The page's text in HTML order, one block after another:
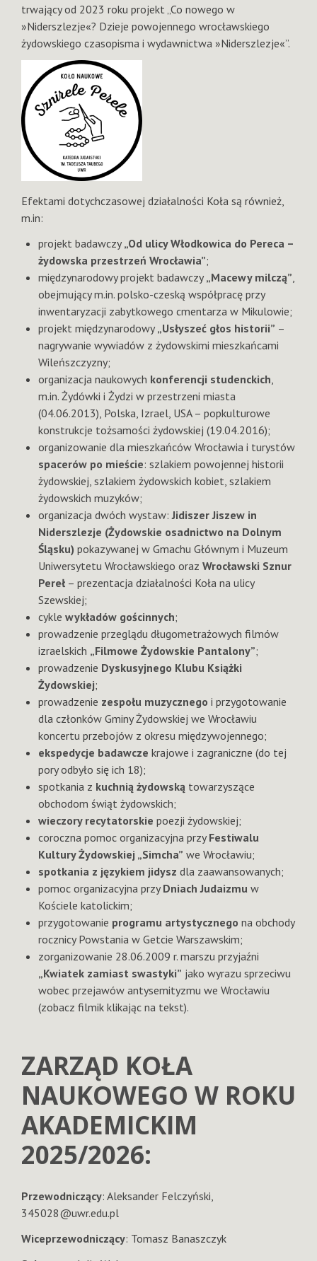
trwający od 2023 roku projekt „Co nowego w
»Niderszlezje«? Dzieje powojennego wrocławskiego
żydowskiego czasopisma i wydawnictwa »Niderszlezje«”.
Efektami dotychczasowej działalności Koła są również,
m.in:
projekt badawczy „Od ulicy Włodkowica do Pereca –
żydowska przestrzeń Wrocławia”;
międzynarodowy projekt badawczy „Macewy milczą”,
obejmujący m.in. polsko-czeską współpracę przy
inwentaryzacji zabytkowego cmentarza w Mikulowie;
projekt międzynarodowy „Usłyszeć głos historii” –
nagrywanie wywiadów z żydowskimi mieszkańcami
Wileńszczyzny;
organizacja naukowych konferencji studenckich,
m.in. Żydówki i Żydzi w przestrzeni miasta
(04.06.2013), Polska, Izrael, USA – popkulturowe
konstrukcje tożsamości żydowskiej (19.04.2016);
organizowanie dla mieszkańców Wrocławia i turystów
spacerów po mieście: szlakiem powojennej historii
żydowskiej, szlakiem żydowskich kobiet, szlakiem
żydowskich muzyków;
organizacja dwóch wystaw:Jidiszer Jiszew in
Niderszlezje (Żydowskie osadnictwo na Dolnym
Śląsku) pokazywanej w Gmachu Głównym i Muzeum
Uniwersytetu Wrocławskiego oraz Wrocławski Sznur
Pereł – prezentacja działalności Koła na ulicy
Szewskiej;
cykle wykładów gościnnych;
prowadzenie przeglądu długometrażowych filmów
izraelskich „Filmowe Żydowskie Pantalony”;
prowadzenie Dyskusyjnego Klubu Książki
Żydowskiej;
prowadzenie zespołu muzycznego i przygotowanie
dla członków Gminy Żydowskiej we Wrocławiu
koncertu przebojów z okresu międzywojennego;
ekspedycje badawcze krajowe i zagraniczne (do tej
pory odbyło się ich 18);
spotkania z kuchnią żydowską towarzyszące
obchodom świąt żydowskich;
wieczory recytatorskie poezji żydowskiej;
coroczna pomoc organizacyjna przy Festiwalu
Kultury Żydowskiej „Simcha” we Wrocławiu;
spotkania z językiem jidysz dla zaawansowanych;
pomoc organizacyjna przy Dniach Judaizmu w
Kościele katolickim;
przygotowanie programu artystycznego na obchody
rocznicy Powstania w Getcie Warszawskim;
zorganizowanie 28.06.2009 r. marszu przyjaźni
„Kwiatek zamiast swastyki” jako wyrazu sprzeciwu
wobec przejawów antysemityzmu we Wrocławiu
(zobacz filmik klikając na tekst).
ZARZĄD KOŁA
NAUKOWEGO W ROKU
AKADEMICKIM
2025/2026:
Przewodniczący: Aleksander Felczyński,
345028@uwr.edu.pl
Wiceprzewodniczący: Tomasz Banaszczyk